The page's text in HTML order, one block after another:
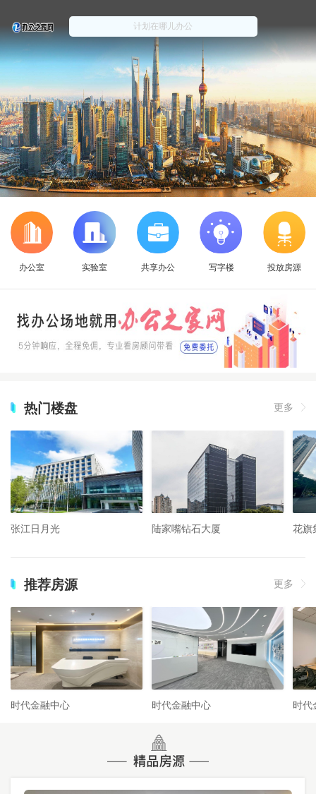
办公室 实验室 共享办公 写字楼 投放房源
热门楼盘 更多
张江日月光 陆家嘴钻石大厦 花旗
推荐房源 更多
时代金融中心 时代金融中心 时代